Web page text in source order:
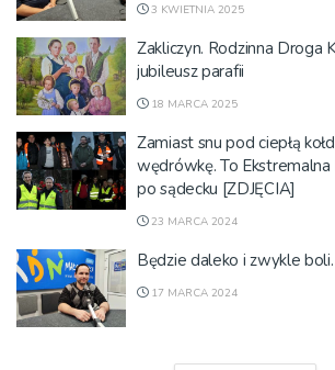
3 KWIETNIA 2025
Zakliczyn. Rodzinna Droga
jubileusz parafii
18 MARCA 2025
Zamiast snu pod ciepłą
wędrówkę. To
po sądecku [ZDJĘCIA]
23 MARCA 2024
Będzie daleko i zwykle
17 MARCA 2024